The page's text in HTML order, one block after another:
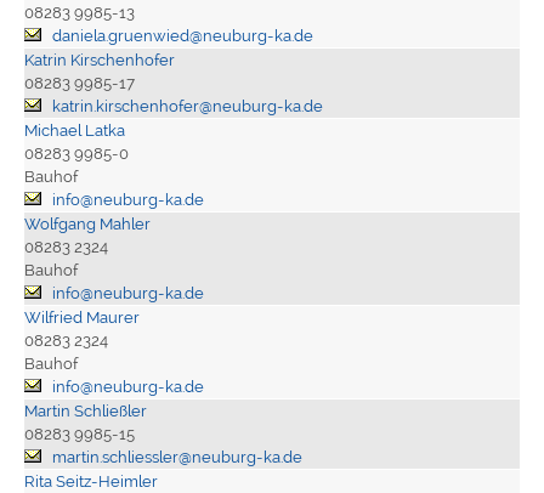
08283 9985-13
daniela.gruenwied@neuburg-ka.de
Katrin Kirschenhofer
08283 9985-17
katrin.kirschenhofer@neuburg-ka.de
Michael Latka
08283 9985-0
Bauhof
info@neuburg-ka.de
Wolfgang Mahler
08283 2324
Bauhof
info@neuburg-ka.de
Wilfried Maurer
08283 2324
Bauhof
info@neuburg-ka.de
Martin Schließler
08283 9985-15
martin.schliessler@neuburg-ka.de
Rita Seitz-Heimler